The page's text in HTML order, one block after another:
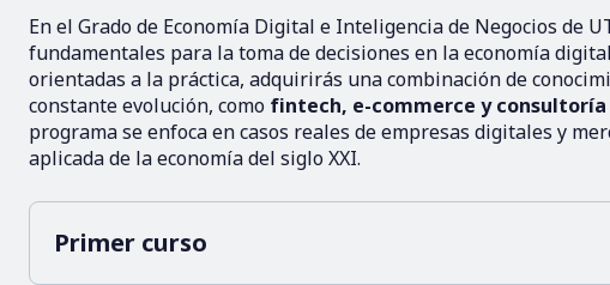
En el Grado de Economía Digital e Inteligencia de Negocios de
fundamentales para la toma de decisiones en la economía
orientadas a la práctica, adquirirás una combinación de
constante evolución, como fintech, e-commerce y
programa se enfoca en casos reales de empresas digitales y
aplicada de la economía del siglo XXI.
Primer curso